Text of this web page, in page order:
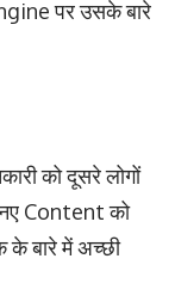
पर उसके बारे
को दूसरे लोगों
नए Content को
के बारे में अच्छी